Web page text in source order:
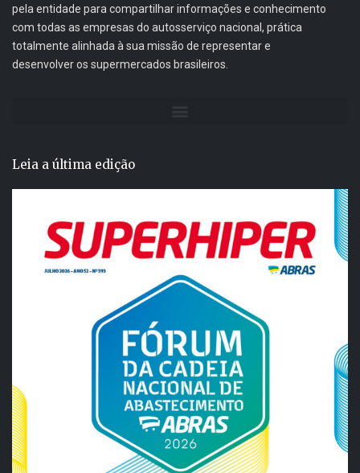
pela entidade para compartilhar informações e conhecimento
com todas as empresas do autosserviço nacional, prática
totalmente alinhada à sua missão de representar e
desenvolver os supermercados brasileiros.
Leia a última edição